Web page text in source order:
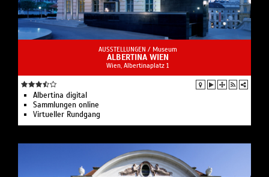
AUSSTELLUNGEN / Museum
ALBERTINA WIEN
Wien, Albertinaplatz 1
Albertina digital
Sammlungen online
Virtueller Rundgang